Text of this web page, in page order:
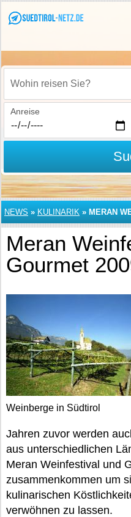
Wohin reisen Sie?
Anreise
NEWS » KULINARIK » MERAN
Meran
Gourmet
Weinberge in Südtirol
Jahren zuvor werden
aus unterschiedlichen
Meran Weinfestival und
zusammenkommen um
kulinarischen
verwöhnen zu lassen.